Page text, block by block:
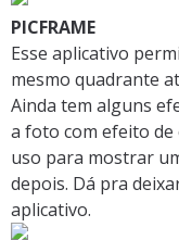
PICFRAME
Esse aplicativo
mesmo quadrante
Ainda tem alguns
a foto com efeito de
uso para mostrar
depois. Dá pra
aplicativo.